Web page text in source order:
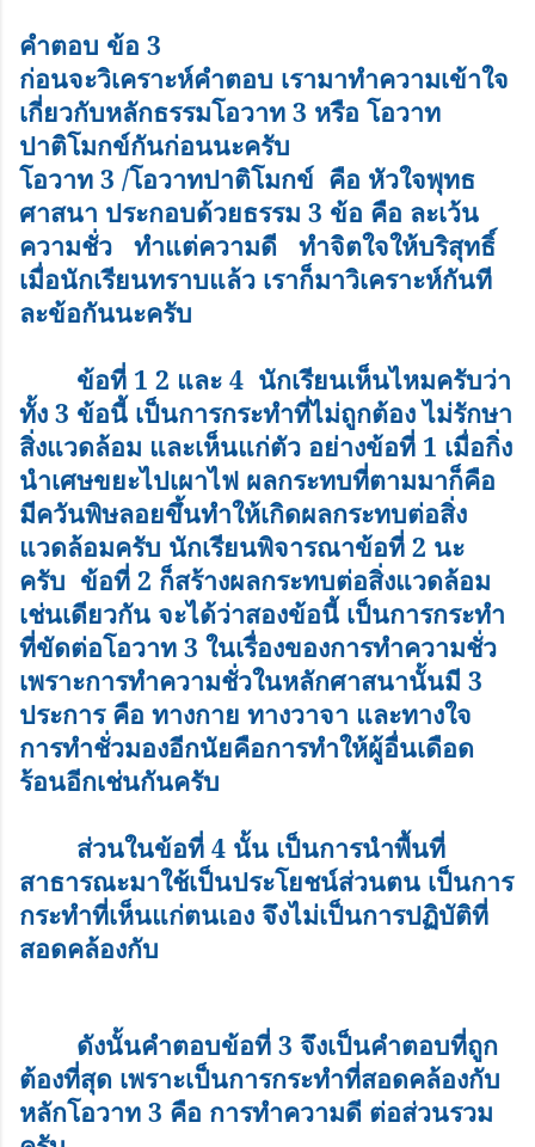
คำตอบ ข้อ 3
ก่อนจะวิเคราะห์คำตอบ เรามาทำความเข้าใจ
เกี่ยวกับหลักธรรมโอวาท 3 หรือ โอวาท
ปาติโมกข์กันก่อนนะครับ
โอวาท 3 /โอวาทปาติโมกข์ คือ หัวใจพุทธ
ศาสนา ประกอบด้วยธรรม 3 ข้อ คือ ละเว้น
ความชั่ว ทำแต่ความดี ทำจิตใจให้บริสุทธิ์
เมื่อนักเรียนทราบแล้ว เราก็มาวิเคราะห์กันที
ละข้อกันนะครับ
ข้อที่ 1 2 และ 4 นักเรียนเห็นไหมครับว่า
ทั้ง 3 ข้อนี้ เป็นการกระทำที่ไม่ถูกต้อง ไม่รักษา
สิ่งแวดล้อม และเห็นแก่ตัว อย่างข้อที่ 1 เมื่อกิ่ง
นำเศษขยะไปเผาไฟ ผลกระทบที่ตามมาก็คือ
มีควันพิษลอยขึ้นทำให้เกิดผลกระทบต่อสิ่ง
แวดล้อมครับ นักเรียนพิจารณาข้อที่ 2 นะ
ครับ ข้อที่ 2 ก็สร้างผลกระทบต่อสิ่งแวดล้อม
เช่นเดียวกัน จะได้ว่าสองข้อนี้ เป็นการกระทำ
ที่ขัดต่อโอวาท 3 ในเรื่องของการทำความชั่ว
เพราะการทำความชั่วในหลักศาสนานั้นมี 3
ประการ คือ ทางกาย ทางวาจา และทางใจ
การทำชั่วมองอีกนัยคือการทำให้ผู้อื่นเดือด
ร้อนอีกเช่นกันครับ
ส่วนในข้อที่ 4 นั้น เป็นการนำพื้นที่
สาธารณะมาใช้เป็นประโยชน์ส่วนตน เป็นการ
กระทำที่เห็นแก่ตนเอง จึงไม่เป็นการปฏิบัติที่
สอดคล้องกับ
ดังนั้นคำตอบข้อที่ 3 จึงเป็นคำตอบที่ถูก
ต้องที่สุด เพราะเป็นการกระทำที่สอดคล้องกับ
หลักโอวาท 3 คือ การทำความดี ต่อส่วนรวม